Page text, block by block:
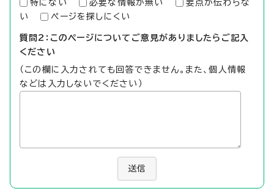
特にない 必要な情報が無い
要点が伝わらな
い
ページを探しにくい
質問2：このページについてご意見がありましたらご記入
ください
（この欄に入力されても回答できません。また、個人情報
などは入力しないでください）
送信